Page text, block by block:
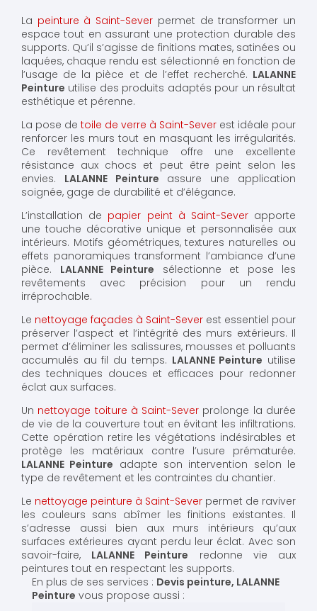
La peinture à Saint-Sever permet de transformer un
espace tout en assurant une protection durable des
supports. Qu’il s’agisse de finitions mates, satinées ou
laquées, chaque rendu est sélectionné en fonction de
l’usage de la pièce et de l’effet recherché. LALANNE
Peinture utilise des produits adaptés pour un résultat
esthétique et pérenne.
La pose de toile de verre à Saint-Sever est idéale pour
renforcer les murs tout en masquant les irrégularités.
Ce revêtement technique offre une excellente
résistance aux chocs et peut être peint selon les
envies. LALANNE Peinture assure une application
soignée, gage de durabilité et d’élégance.
L’installation de papier peint à Saint-Severapporte
une touche décorative unique et personnalisée aux
intérieurs. Motifs géométriques, textures naturelles ou
effets panoramiques transforment l’ambiance d’une
pièce. LALANNE Peinture sélectionne et pose les
revêtements avec précision pour un rendu
irréprochable.
Le nettoyage façades à Saint-Sever est essentiel pour
préserver l’aspect et l’intégrité des murs extérieurs. Il
permet d’éliminer les salissures, mousses et polluants
accumulés au fil du temps. LALANNE Peinture utilise
des techniques douces et efficaces pour redonner
éclat aux surfaces.
Un nettoyage toiture à Saint-Sever prolonge la durée
de vie de la couverture tout en évitant les infiltrations.
Cette opération retire les végétations indésirables et
protège les matériaux contre l’usure prématurée.
LALANNE Peinture adapte son intervention selon le
type de revêtement et les contraintes du chantier.
Le nettoyage peinture à Saint-Sever permet de raviver
les couleurs sans abîmer les finitions existantes. Il
s’adresse aussi bien aux murs intérieurs qu’aux
surfaces extérieures ayant perdu leur éclat. Avec son
savoir-faire, LALANNE Peinture redonne vie aux
peintures tout en respectant les supports.
En plus de ses services : Devis peinture, LALANNE
Peinture vous propose aussi :